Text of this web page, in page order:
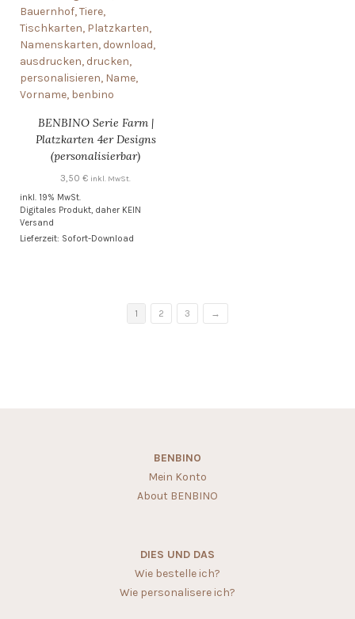
BENBINO Serie Farm |
Platzkarten 4er Designs
(personalisierbar)
3,50€ inkl. MwSt.
inkl. 19% MwSt.
Digitales Produkt, daher KEIN
Versand
Lieferzeit: Sofort-Download
1 2 3 →
BENBINO
Mein Konto
About BENBINO
DIES UND DAS
Wie bestelle ich?
Wie personalisere ich?